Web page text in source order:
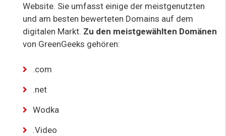
Website. Sie umfasst einige der meistgenutzten
und am besten bewerteten Domains auf dem
digitalen Markt. Zu den meistgewählten Domänen
von GreenGeeks gehören:
.com
.net
Wodka
.Video